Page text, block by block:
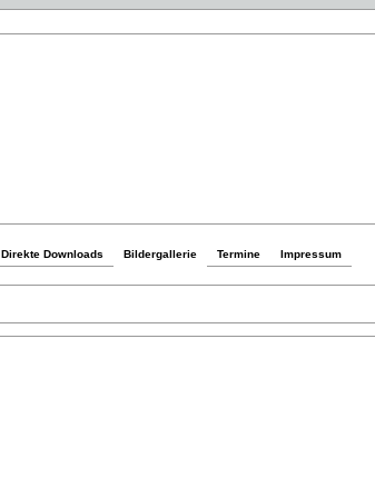
Direkte Downloads Bildergallerie Termine Impressum